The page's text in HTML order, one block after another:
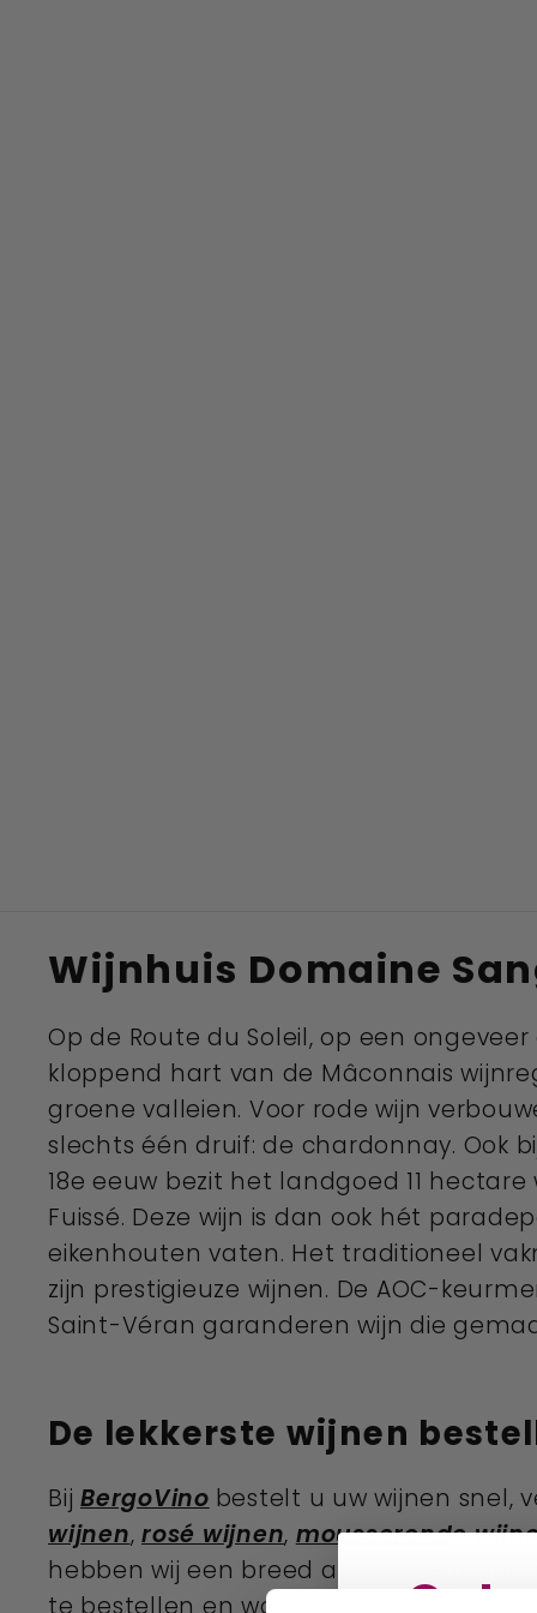
Wijnhuis Domaine
Op de Route du Soleil, op een
kloppend hart van de Mâconnais
groene valleien. Voor rode wijn
slechts één druif: de chardonnay. Ook
18e eeuw bezit het landgoed 11
Fuissé. Deze wijn is dan ook hét
eikenhouten vaten. Het traditioneel
zijn prestigieuze wijnen. De AOC-
Saint-Véran garanderen wijn die
De lekkerste wijnen
Bij BergoVino bestelt u uwwijnen snel,
wijnen, rosé wijnen, mousserende
hebben wij een breed assortiment aan
te bestellen en worden geleverd met